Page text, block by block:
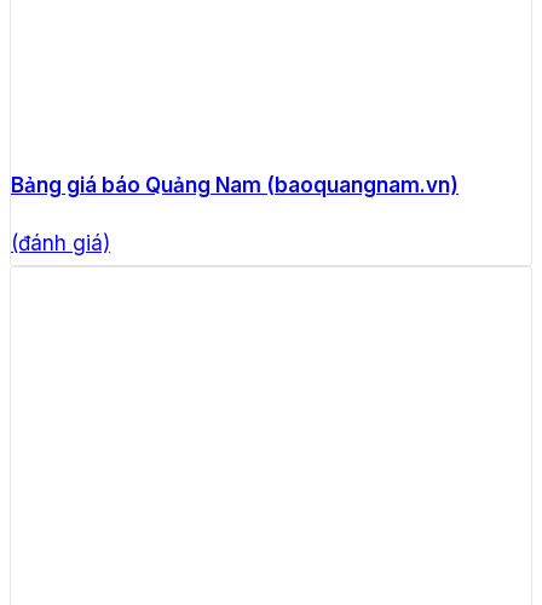
Bảng giá báo Quảng Nam (baoquangnam.vn)
(đánh giá)